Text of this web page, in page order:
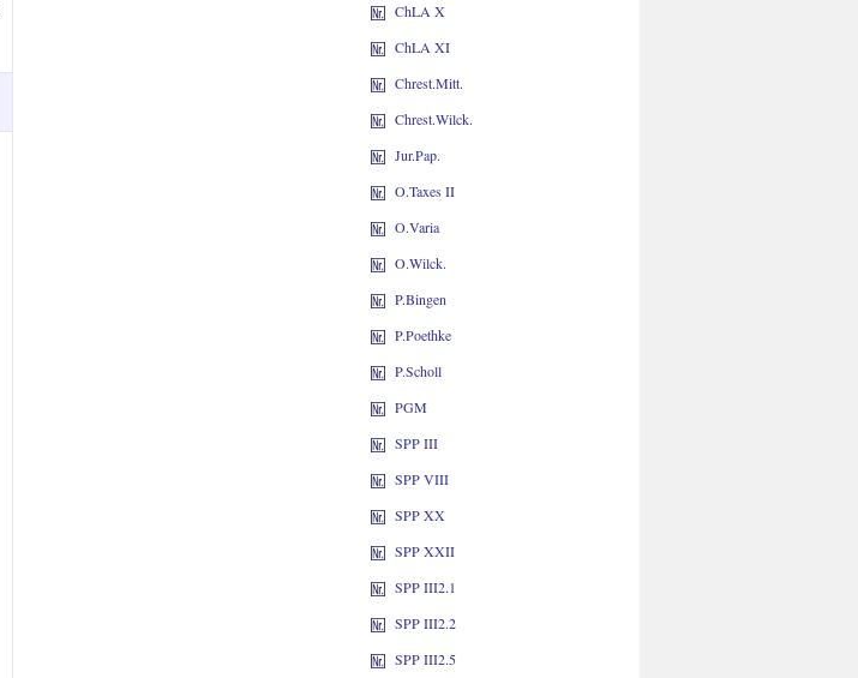
ChLA X
ChLA XI
Chrest.Mitt.
Chrest.Wilck.
Jur.Pap.
O.Taxes II
O.Varia
O.Wilck.
P.Bingen
P.Poethke
P.Scholl
PGM
SPP III
SPP VIII
SPP XX
SPP XXII
SPP III2.1
SPP III2.2
SPP III2.5